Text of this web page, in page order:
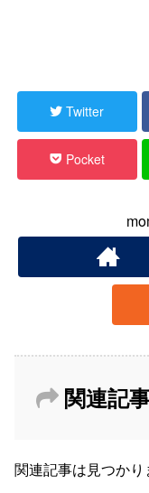
Twitter
Pocket
関連記
関連記事は見つかり